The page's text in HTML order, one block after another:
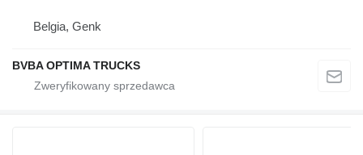
Belgia, Genk
BVBA OPTIMA TRUCKS